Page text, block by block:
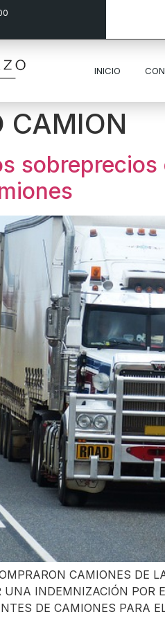
INICIO
CAMION
CAMIONES DE
INDEMNIZACIÓN POR
DE CAMIONES PARA